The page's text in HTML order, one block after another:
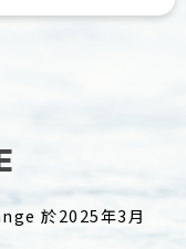
於2025年3月